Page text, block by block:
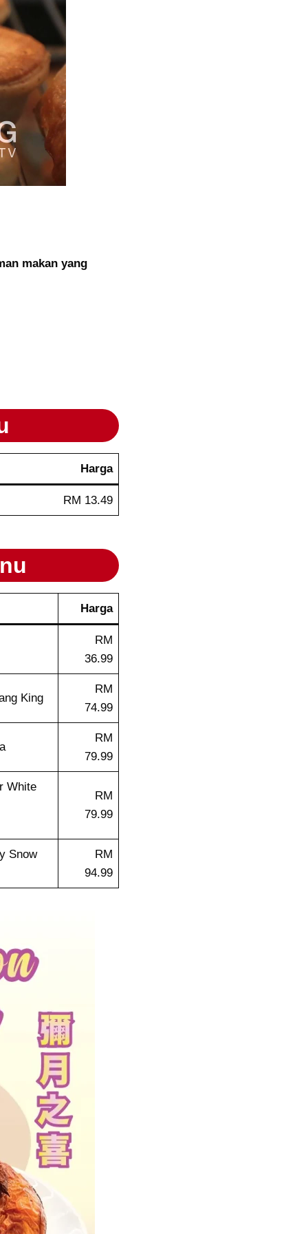
makan yang
Harga
RM 13.49
Harga
RM
36.99
King
RM
74.99
RM
79.99
White
RM
79.99
Snow
RM
94.99